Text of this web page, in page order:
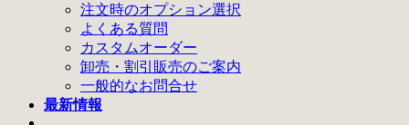
注文時のオプション選択
よくある質問
カスタムオーダー
卸売・割引販売のご案内
一般的なお問合せ
最新情報